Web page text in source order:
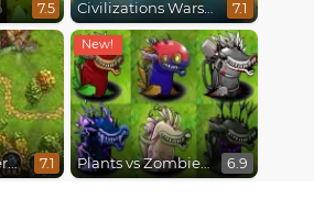
7.5 Civilizations Wars Master Edition 7.1
Guns N Glory Heroes 7.1 Plants vs Zombies Fusion Mode 6.9